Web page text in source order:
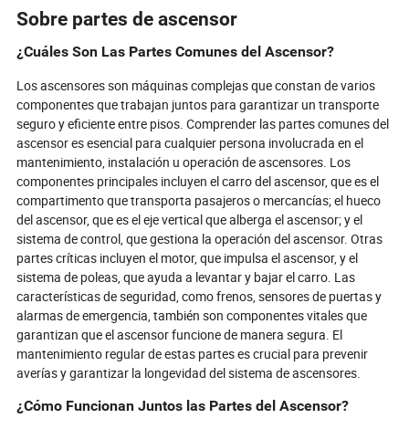
plataformas de comercio electrónico
globales aseguran acceso
instantáneo a piezas auténticas, y
componentes ecológicos se
convierten en el nuevo estándar de la
industria. A medida que los
compradores navegan por un
panorama plagado de desafíos de
calidad y riesgos de falsificación, solo
aquellos que adopten soluciones de
próxima generación, desde la
trazabilidad con blockchain hasta el
análisis predictivo, se mantendrán a
la vanguardia. ¿Estás listo para
descubrir los secretos para reducir el
tiempo de inactividad, minimizar
costos y dominar el futuro de las
piezas de maquinaria de
construcción?
materiales
compradores
inteligentes y
aumenten la
operaciones
nuevas
herramientas
remodelando
suministro y
industria que
componente en
competitiva.
cómo las
mañana están
reglas de la
para
Sobre partes de ascensor
¿Cuáles Son Las Partes Comunes del Ascensor?
Los ascensores son máquinas complejas que constan de varios
componentes que trabajan juntos para garantizar un transporte
seguro y eficiente entre pisos. Comprender las partes comunes del
ascensor es esencial para cualquier persona involucrada en el
mantenimiento, instalación u operación de ascensores. Los
componentes principales incluyen el carro del ascensor, que es el
compartimento que transporta pasajeros o mercancías; el hueco
del ascensor, que es el eje vertical que alberga el ascensor; y el
sistema de control, que gestiona la operación del ascensor. Otras
partes críticas incluyen el motor, que impulsa el ascensor, y el
sistema de poleas, que ayuda a levantar y bajar el carro. Las
características de seguridad, como frenos, sensores de puertas y
alarmas de emergencia, también son componentes vitales que
garantizan que el ascensor funcione de manera segura. El
mantenimiento regular de estas partes es crucial para prevenir
averías y garantizar la longevidad del sistema de ascensores.
¿Cómo Funcionan Juntos las Partes del Ascensor?